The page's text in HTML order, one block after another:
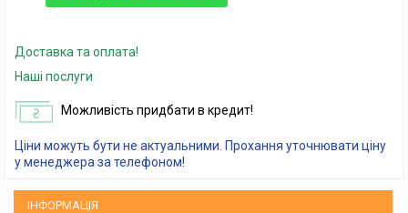
Доставка та оплата!
Наші послуги
Можливість придбати в кредит!
Ціни можуть бути не актуальними. Прохання уточнювати ціну
у менеджера за телефоном!
ІНФОРМАЦІЯ